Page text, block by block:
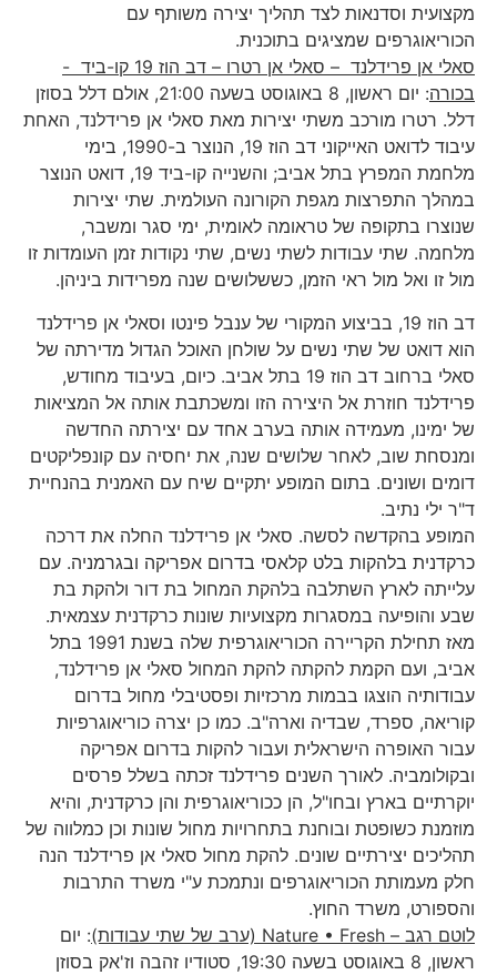
מקצועית וסדנאות לצד תהליך יצירה משותף עם
הכוריאוגרפים שמציגים בתוכנית.
סאלי אן פרידלנד – סאלי אן רטרו – דב הוז 19 קו-ביד
-
בכורה
: יום ראשון, 8 באוגוסט בשעה 21:00, אולם דלל בסוזן
דלל. רטרו מורכב משתי יצירות מאת סאלי אן פרידלנד, האחת
עיבוד לדואט האייקוני דב הוז 19, הנוצר ב-1990, בימי
מלחמת המפרץ בתל אביב; והשנייה קו-ביד 19, דואט הנוצר
במהלך התפרצות מגפת הקורונה העולמית. שתי יצירות
שנוצרו בתקופה של טראומה לאומית, ימי סגר ומשבר,
מלחמה. שתי עבודות לשתי נשים, שתי נקודות זמן העומדות זו
מול זו ואל מול ראי הזמן, כששלושים שנה מפרידות ביניהן.
דב הוז 19, בביצוע המקורי של ענבל פינטו וסאלי אן פרידלנד
הוא דואט של שתי נשים על שולחן האוכל הגדול מדירתה של
סאלי ברחוב דב הוז 19 בתל אביב. כיום, בעיבוד מחודש,
פרידלנד חוזרת אל היצירה הזו ומשכתבת אותה אל המציאות
של ימינו, מעמידה אותה בערב אחד עם יצירתה החדשה
ומנסחת שוב, לאחר שלושים שנה, את יחסיה עם קונפליקטים
דומים ושונים. בתום המופע יתקיים שיח עם האמנית בהנחיית
ד"ר ילי נתיב.
המופע בהקדשה לסשה. סאלי אן פרידלנד החלה את דרכה
כרקדנית בלהקות בלט קלאסי בדרום אפריקה ובגרמניה. עם
עלייתה לארץ השתלבה בלהקת המחול בת דור ולהקת בת
שבע והופיעה במסגרות מקצועיות שונות כרקדנית עצמאית.
מאז תחילת הקריירה הכוריאוגרפית שלה בשנת 1991 בתל
אביב, ועם הקמת להקתה להקת המחול סאלי אן פרידלנד,
עבודותיה הוצגו בבמות מרכזיות ופסטיבלי מחול בדרום
קוריאה, ספרד, שבדיה וארה"ב. כמו כן יצרה כוריאוגרפיות
עבור האופרה הישראלית ועבור להקות בדרום אפריקה
ובקולומביה. לאורך השנים פרידלנד זכתה בשלל פרסים
יוקרתיים בארץ ובחו"ל, הן ככוריאוגרפית והן כרקדנית, והיא
מוזמנת כשופטת ובוחנת בתחרויות מחול שונות וכן כמלווה של
תהליכים יצירתיים שונים. להקת מחול סאלי אן פרידלנד הנה
חלק מעמותת הכוריאוגרפים ונתמכת ע"י משרד התרבות
והספורט, משרד החוץ.
לוטם רגב –Nature • Fresh(ערב של שתי עבודות): יום
ראשון, 8 באוגוסט בשעה 19:30, סטודיו זהבה וז'אק בסוזן